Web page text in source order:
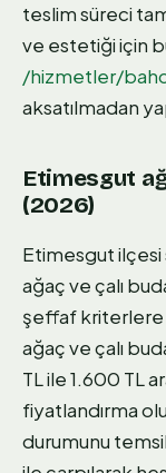
teslim süreci
ve estetiği için
/hizmetler/
aksatılmadan
Etimesgut
(2026)
Etimesgut ilçesi
ağaç ve çalı
şeffaf kriterlere
ağaç ve çalı
TL ile 1.600 TL
fiyatlandırma
durumunu